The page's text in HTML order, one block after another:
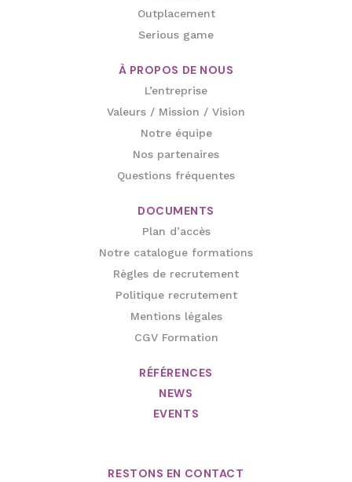
Outplacement
Serious game
À PROPOS DE NOUS
L’entreprise
Valeurs / Mission / Vision
Notre équipe
Nos partenaires
Questions fréquentes
DOCUMENTS
Plan d’accès
Notre catalogue formations
Règles de recrutement
Politique recrutement
Mentions légales
CGV Formation
RÉFÉRENCES
NEWS
EVENTS
RESTONS EN CONTACT